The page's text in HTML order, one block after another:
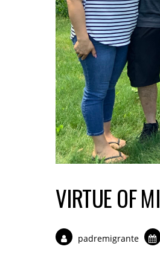
VIRTUE OF
padremigrante